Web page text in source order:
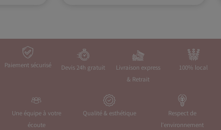
Paiement sécurisé Devis 24h gratuit
Livraison express
& Retrait
100% local
Une équipe à votre
écoute
Qualité & esthétique
Respect de
l'environnement